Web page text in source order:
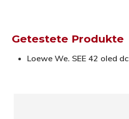
Getestete Produkte
Loewe We. SEE 42 oled dc